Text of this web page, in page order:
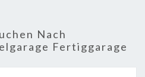
Nach
Fertiggarage